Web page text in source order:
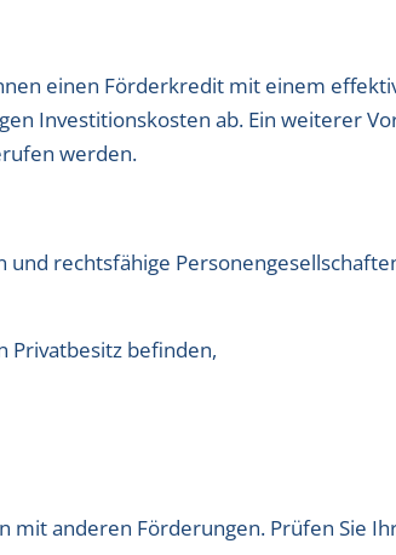
einen Förderkredit mit einem
Investitionskosten ab. Ein weiterer
werden.
rechtsfähige
Privatbesitz befinden,
mit anderen Förderungen. Prüfen Sie